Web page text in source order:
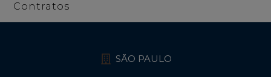
Contratos
SÃO PAULO